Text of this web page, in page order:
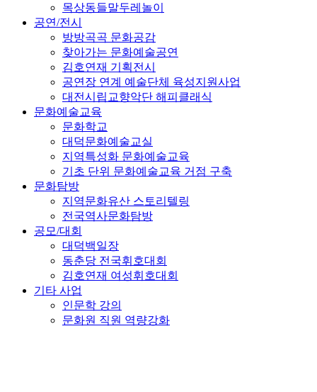
목상동들말두레놀이
공연/전시
방방곡곡 문화공감
찾아가는 문화예술공연
김호연재 기획전시
공연장 연계 예술단체 육성지원사업
대전시립교향악단 해피클래식
문화예술교육
문화학교
대덕문화예술교실
지역특성화 문화예술교육
기초 단위 문화예술교육 거점 구축
문화탐방
지역문화유산 스토리텔링
전국역사문화탐방
공모/대회
대덕백일장
동춘당 전국휘호대회
김호연재 여성휘호대회
기타 사업
인문학 강의
문화원 직원 역량강화